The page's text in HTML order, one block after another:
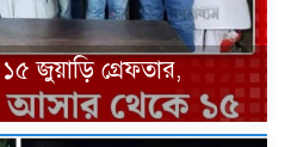
জুয়াড়ি গ্রেফতার,